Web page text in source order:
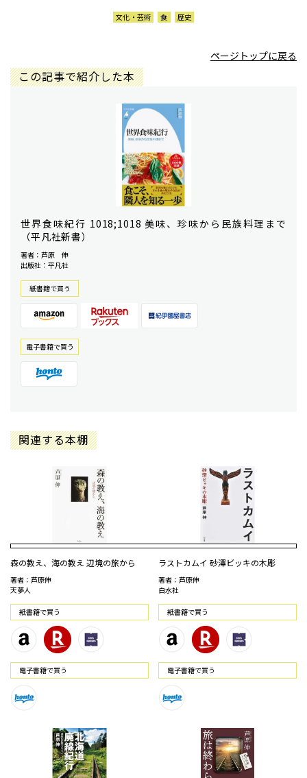
文化・芸術 食 歴史
ページトップに戻る
この記事で紹介した本
世界食味紀行 1018;1018 美味、珍味から民族料理まで
（平凡社新書）
著者：芦原 伸
出版社：平凡社
紙書籍で買う
電⼦書籍で買う
関連する本棚
森の教え、海の教え 辺境の旅から
著者：芦原伸
天夢人
紙書籍で買う
電⼦書籍で買う
ラストカムイ 砂澤ビッキの木彫
著者：芦原伸
白水社
紙書籍で買う
電⼦書籍で買う